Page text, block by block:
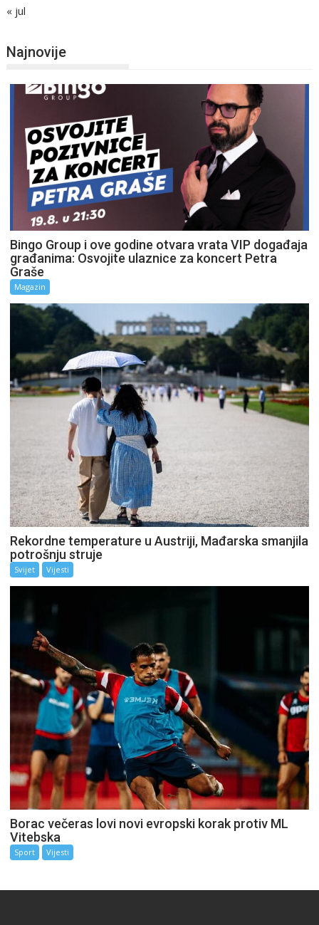
« jul
Najnovije
Bingo Group i ove godine otvara vrata VIP događaja
građanima: Osvojite ulaznice za koncert Petra
Graše
Magazin
Rekordne temperature u Austriji, Mađarska smanjila
potrošnju struje
Svijet Vijesti
Borac večeras lovi novi evropski korak protiv ML
Vitebska
Sport Vijesti